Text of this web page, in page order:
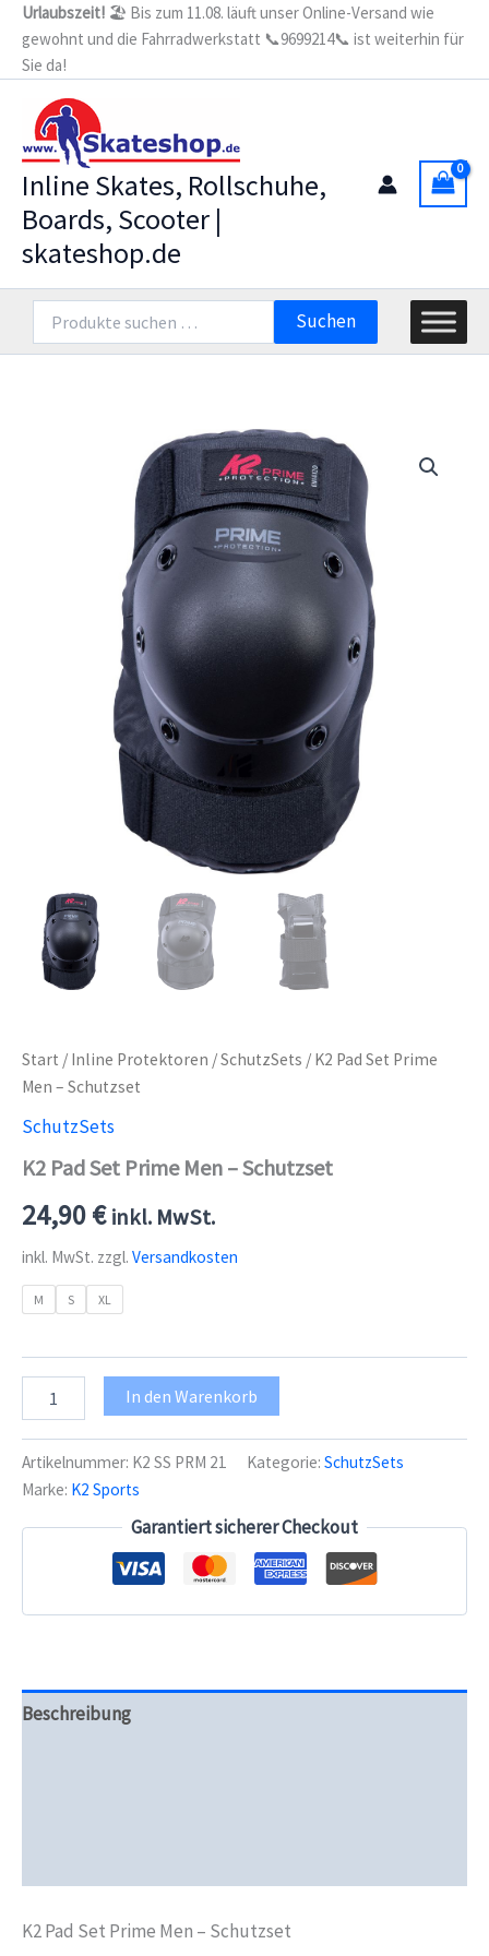
Zum
Inhalt
springen
Urlaubszeit! 🏖️ Bis zum 11.08. läuft unser Online-Versand wie
gewohnt und die Fahrradwerkstatt 📞9699214📞 ist weiterhin für
Sie da!
Inline Skates, Rollschuhe,
Boards, Scooter |
skateshop.de
nach:
Suchen
Start / Inline Protektoren /SchutzSets / K2 Pad Set Prime
Men – Schutzset
SchutzSets
K2 Pad Set Prime Men – Schutzset
24,90€ inkl. MwSt.
inkl. MwSt. zzgl. Versandkosten
M S XL
Prime
Men
-
In den Warenkorb
Artikelnummer: K2 SS PRM 21 Kategorie: SchutzSets
Marke: K2 Sports
Garantiert sicherer Checkout
Beschreibung
K2 Pad Set Prime Men – Schutzset